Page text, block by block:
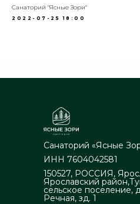
Санаторий "Ясные Зори"
2022-07-25 18:00
Санаторий «Ясные
ИНН 7604042581
150527, РОССИЯ,
Ярославский
сельское поселение,
Речная, зд. 1